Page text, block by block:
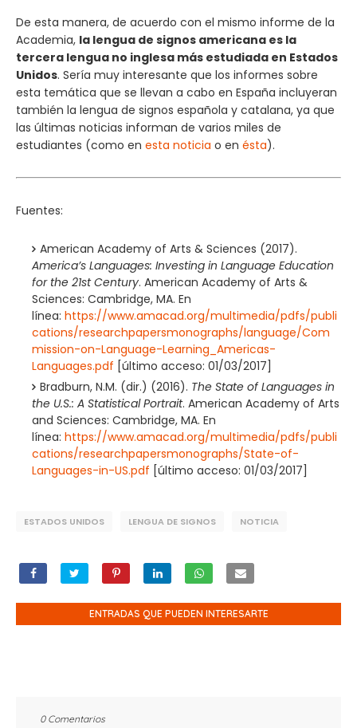
De esta manera, de acuerdo con el mismo informe de la
Academia, la lengua de signos americana es la
tercera lengua no inglesa más estudiada en Estados
Unidos. Sería muy interesante que los informes sobre
esta temática que se llevan a cabo en España incluyeran
también la lengua de signos española y catalana, ya que
las últimas noticias informan de varios miles de
estudiantes (como en esta noticia o en ésta).
Fuentes:
American Academy of Arts & Sciences (2017).
America’s Languages: Investing in Language Education
for the 21st Century. American Academy of Arts &
Sciences: Cambridge, MA. En
línea: https://www.amacad.org/multimedia/pdfs/publi
cations/researchpapersmonographs/language/Com
mission-on-Language-Learning_Americas-
Languages.pdf [último acceso: 01/03/2017]
Bradburn, N.M. (dir.) (2016). The State of Languages in
the U.S.: A Statistical Portrait. American Academy of Arts
and Sciences: Cambridge, MA. En
línea: https://www.amacad.org/multimedia/pdfs/publi
cations/researchpapersmonographs/State-of-
Languages-in-US.pdf [último acceso: 01/03/2017]
ESTADOS UNIDOS LENGUA DE SIGNOS NOTICIA
ENTRADAS QUE PUEDEN INTERESARTE
0 Comentarios